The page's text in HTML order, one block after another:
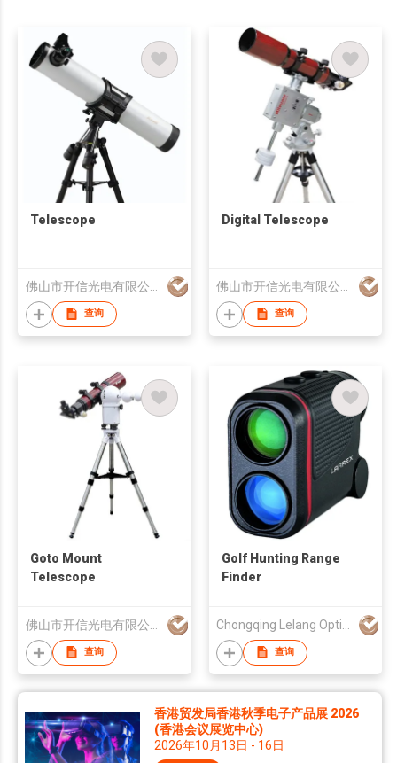
Telescope
查询
Digital Telescope
查询
Goto Mount
Telescope
查询
Golf Hunting Range
Finder
查询
香港贸发局香港秋季电子产品展 2026
(香港会议展览中心)
2026年10月13日 - 16日